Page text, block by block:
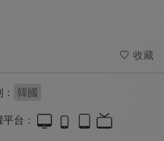
收藏
韓國
台：